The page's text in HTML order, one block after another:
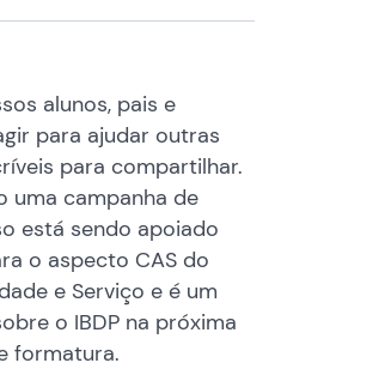
alunos, pais e
para ajudar outras
para compartilhar.
uma campanha de
está sendo apoiado
o aspecto CAS do
e Serviço e é um
o IBDP na próxima
formatura.